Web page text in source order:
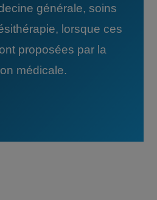
générale, soins
lorsque ces
proposées par la
médicale.